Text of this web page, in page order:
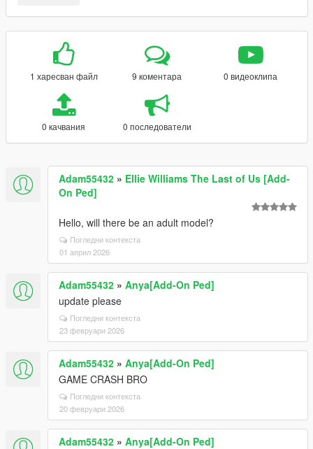
1 харесван файл 9 коментара 0 видеоклипа
0 качвания 0 последователи
Adam55432 » Ellie Williams The Last of Us [Add-
On Ped]
Hello, will there be an adult model?
Погледни контекста
01 април 2026
Adam55432 » Anya[Add-On Ped]
update please
Погледни контекста
23 февруари 2026
Adam55432 » Anya[Add-On Ped]
GAME CRASH BRO
Погледни контекста
20 февруари 2026
Adam55432 » Anya[Add-On Ped]